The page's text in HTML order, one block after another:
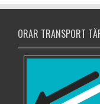
ORAR TRANSPORT